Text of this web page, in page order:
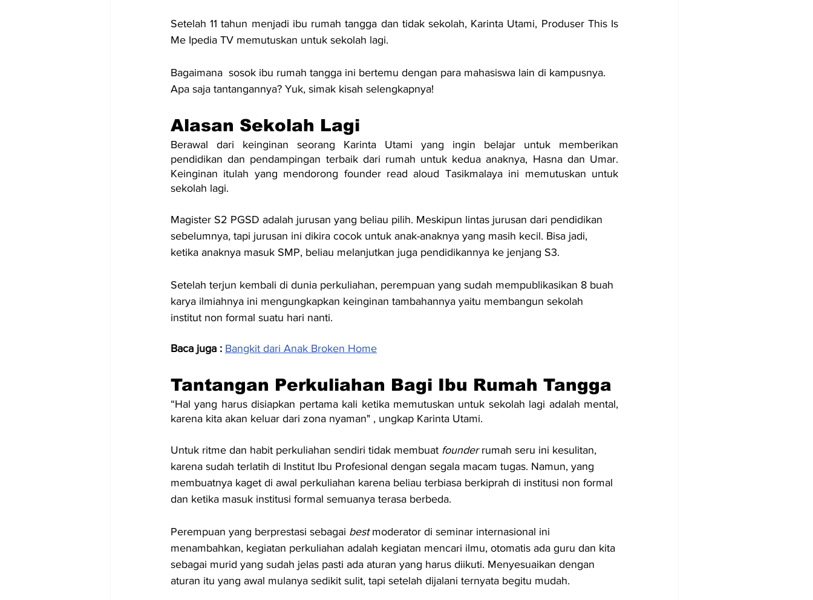
Setelah 11 tahun menjadi ibu rumah tangga dan tidak sekolah, Karinta Utami, Produser This Is
Me Ipedia TV memutuskan untuk sekolah lagi.
Bagaimana  sosok ibu rumah tangga ini bertemu dengan para mahasiswa lain di kampusnya.
Apa saja tantangannya? Yuk, simak kisah selengkapnya!
Alasan Sekolah Lagi
Berawal dari keinginan seorang Karinta Utami yang ingin belajar untuk memberikan
pendidikan dan pendampingan terbaik dari rumah untuk kedua anaknya, Hasna dan Umar.
Keinginan itulah yang mendorong founder read aloud Tasikmalaya ini memutuskan untuk
sekolah lagi.
Magister S2 PGSD adalah jurusan yang beliau pilih. Meskipun lintas jurusan dari pendidikan
sebelumnya, tapi jurusan ini dikira cocok untuk anak-anaknya yang masih kecil. Bisa jadi,
ketika anaknya masuk SMP, beliau melanjutkan juga pendidikannya ke jenjang S3.
Setelah terjun kembali di dunia perkuliahan, perempuan yang sudah mempublikasikan 8 buah
karya ilmiahnya ini mengungkapkan keinginan tambahannya yaitu membangun sekolah
institut non formal suatu hari nanti.
Baca juga : Bangkit dari Anak Broken Home
Tantangan Perkuliahan Bagi Ibu Rumah Tangga
“Hal yang harus disiapkan pertama kali ketika memutuskan untuk sekolah lagi adalah mental,
karena kita akan keluar dari zona nyaman" , ungkap Karinta Utami.
Untuk ritme dan habit perkuliahan sendiri tidak membuat founder rumah seru ini kesulitan,
karena sudah terlatih di Institut Ibu Profesional dengan segala macam tugas. Namun, yang
membuatnya kaget di awal perkuliahan karena beliau terbiasa berkiprah di institusi non formal
dan ketika masuk institusi formal semuanya terasa berbeda.
Perempuan yang berprestasi sebagai best moderator di seminar internasional ini
menambahkan, kegiatan perkuliahan adalah kegiatan mencari ilmu, otomatis ada guru dan kita
sebagai murid yang sudah jelas pasti ada aturan yang harus diikuti. Menyesuaikan dengan
aturan itu yang awal mulanya sedikit sulit, tapi setelah dijalani ternyata begitu mudah.